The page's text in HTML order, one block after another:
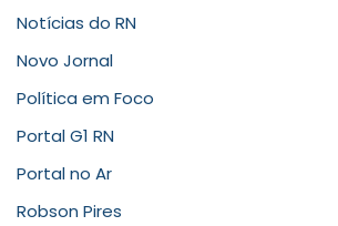
Notícias do RN
Novo Jornal
Política em Foco
Portal G1 RN
Portal no Ar
Robson Pires